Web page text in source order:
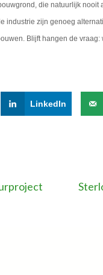
die natuurlijk
industrie zijn genoeg
Blijft hangen de
LinkedIn